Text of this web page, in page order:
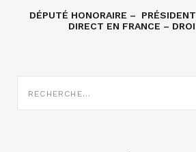
DÉPUTÉ HONORAIRE –
DIRECT EN FRANCE –
SUR